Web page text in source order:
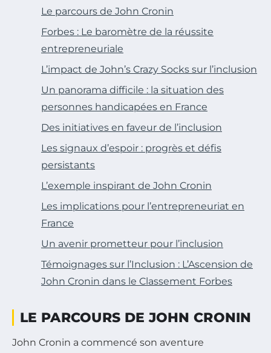
Le parcours de John Cronin
Forbes : Le baromètre de la réussite
entrepreneuriale
L’impact de John’s Crazy Socks sur l’inclusion
Un panorama difficile : la situation des
personnes handicapées en France
Des initiatives en faveur de l’inclusion
Les signaux d’espoir : progrès et défis
persistants
L’exemple inspirant de John Cronin
Les implications pour l’entrepreneuriat en
France
Un avenir prometteur pour l’inclusion
Témoignages sur l’Inclusion : L’Ascension de
John Cronin dans le Classement Forbes
LE PARCOURS DE JOHN CRONIN
John Cronin a commencé son aventure